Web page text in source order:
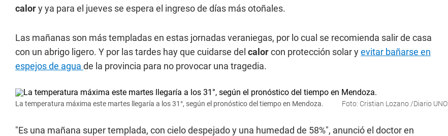
calory ya para el jueves se espera el ingreso de días más otoñales.
Las mañanas son más templadas en estas jornadas veraniegas, por lo cual se recomienda salir de casa
con un abrigo ligero. Y por las tardes hay que cuidarse del calorcon protección solar yevitar bañarse en
espejos de agua de la provincia para no provocar una tragedia.
La temperatura máxima este martes llegaría a los 31°, según el pronóstico del tiempo en Mendoza. Foto: Cristian Lozano /Diario UNO
"Es una mañana super templada, con cielo despejado y una humedad de 58%", anunció el doctor en